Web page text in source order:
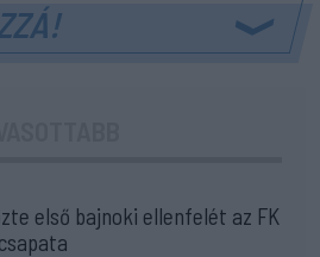
első bajnoki ellenfelét az FK